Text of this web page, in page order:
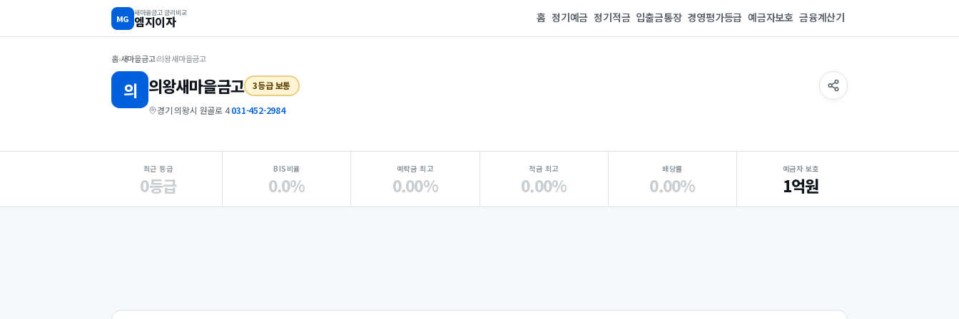
MG
새마을금고 금리비교
엠지이자 홈 정기예금 정기적금 입출금통장 경영평가등급 예금자보호 금융계산기
홈›새마을금고›의왕새마을금고
의 의왕새마을금고 3등급 보통
경기 의왕시 원골로 4·031-452-2984
최근 등급
0등급
BIS비율
0.0%
예탁금 최고
0.00%
적금 최고
0.00%
배당률
0.00%
예금자 보호
1억원